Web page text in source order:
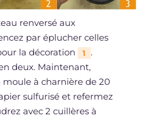
renversé aux
par éplucher celles
la décoration
1
.
deux. Maintenant,
moule à charnière de 20
sulfurisé et refermez
avec 2 cuillères à